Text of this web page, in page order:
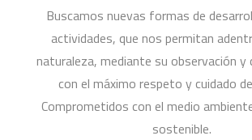
Buscamos nuevas formas de
actividades, que nos permitan
naturaleza, mediante su observación y
con el máximo respeto y cuidado
Comprometidos con el medio
sostenible.